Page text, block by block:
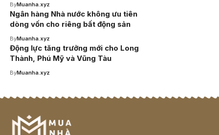
ByMuanha.xyz
Ngân hàng Nhà nước không ưu tiên
dòng vốn cho riêng bất động sản
ByMuanha.xyz
Động lực tăng trưởng mới cho Long
Thành, Phú Mỹ và Vũng Tàu
ByMuanha.xyz